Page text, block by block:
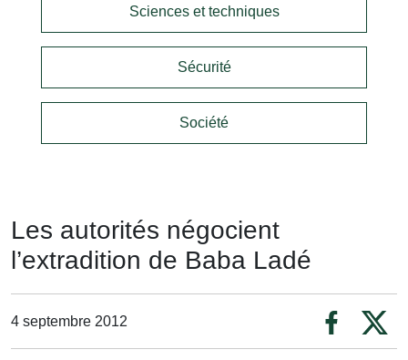
Sciences et techniques
Sécurité
Société
Les autorités négocient
l’extradition de Baba Ladé
4 septembre 2012